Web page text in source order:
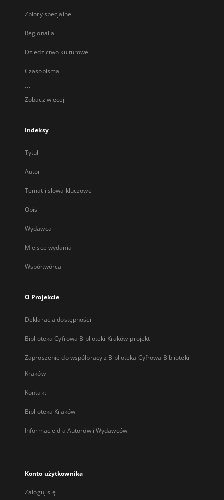
Zbiory specjalne
Regionalia
Dziedzictwo kulturowe
Czasopisma
...
Zobacz więcej
Indeksy
Tytuł
Autor
Temat i słowa kluczowe
Opis
Wydawca
Miejsce wydania
Współtwórca
O Projekcie
Deklaracja dostępności
Biblioteka Cyfrowa Biblioteki Kraków-projekt
Zaproszenie do współpracy z Biblioteką Cyfrową Biblioteki
Kraków
Kontakt
Biblioteka Kraków
Informacje dla Autorów i Wydawców
Konto użytkownika
Zaloguj się